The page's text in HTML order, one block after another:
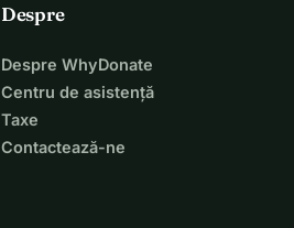
Despre
Despre WhyDonate
Centru de asistență
Taxe
Contactează-ne